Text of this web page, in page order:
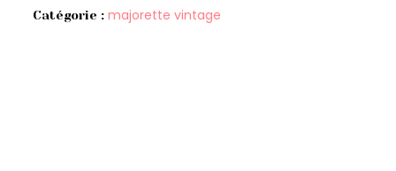
Catégorie : majorette vintage